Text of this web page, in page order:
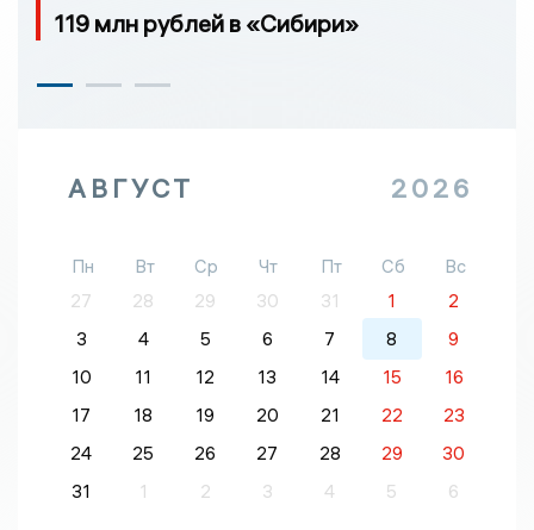
119 млн рублей в «Сибири»
АВГУСТ 2026
Пн Вт Ср Чт Пт Сб
Вс
27
28 29 30 31 1
2
3
4 5 6 7 8
9
10
11 12 13 14 15
16
17
18 19 20 21 22
23
24
25 26 27 28 29
30
31
1 2 3 4 5 6